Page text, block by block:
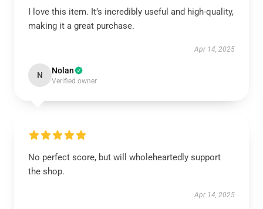
I love this item. It’s incredibly useful and high-quality,
making it a great purchase.
Apr 14, 2025
N Nolan
Verified owner
No perfect score, but will wholeheartedly support
the shop.
Apr 14, 2025